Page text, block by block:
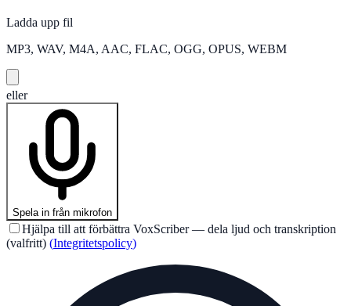
Ladda upp fil
MP3, WAV, M4A, AAC, FLAC, OGG, OPUS, WEBM
eller
Spela in från mikrofon
Hjälpa till att förbättra VoxScriber — dela ljud och transkription
(valfritt) (Integritetspolicy)